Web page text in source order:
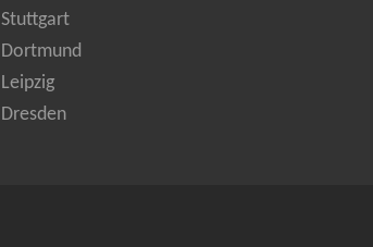
Stuttgart
Dortmund
Leipzig
Dresden